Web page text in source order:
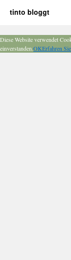
tinto bloggt
Diese Website verwendet
einverstanden.OKErfahren